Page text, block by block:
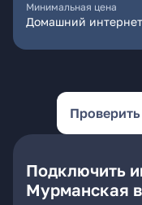
Минимальная цена
Домашний
Подключить
Мурманская